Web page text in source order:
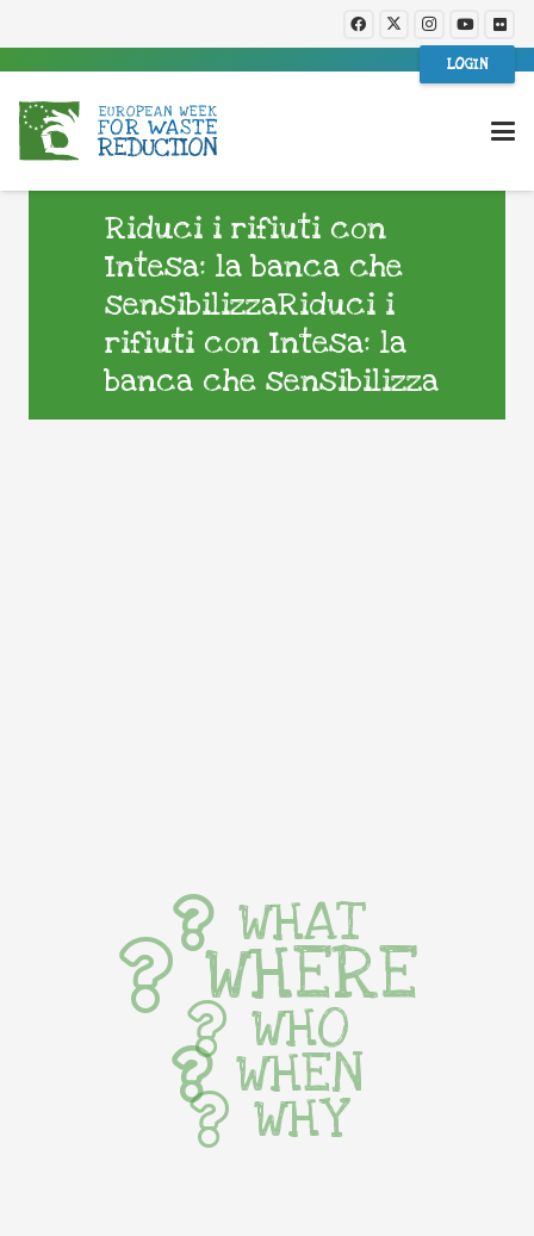
LOGIN
Riduci i rifiuti con
Intesa: la banca che
sensibilizzaRiduci i
rifiuti con Intesa: la
banca che sensibilizza
WHAT
WHERE
WHO
WHEN
WHY